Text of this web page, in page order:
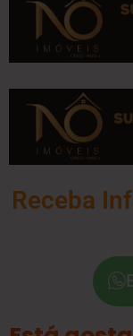
Receba